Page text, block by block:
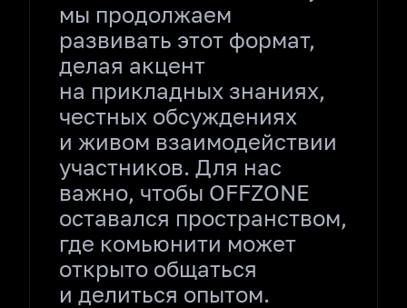
мы продолжаем
развивать этот формат,
делая акцент
на прикладных знаниях,
честных обсуждениях
и живом взаимодействии
участников. Для нас
важно, чтобы OFFZONE
оставался пространством,
где комьюнити может
открыто общаться
и делиться опытом.